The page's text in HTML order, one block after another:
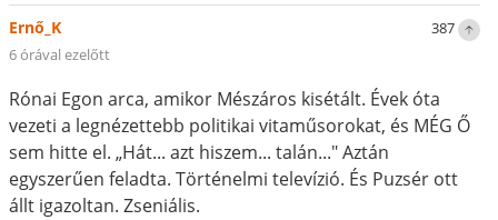
387
Ernő_K
6 órával ezelőtt
Rónai Egon arca, amikor Mészáros kisétált. Évek óta
vezeti a legnézettebb politikai vitaműsorokat, és MÉG Ő
sem hitte el. „Hát... azt hiszem... talán..." Aztán
egyszerűen feladta. Történelmi televízió. És Puzsér ott
állt igazoltan. Zseniális.